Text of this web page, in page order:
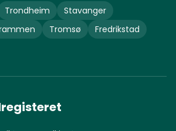
Trondheim
Stavanger
Tromsø
Fredrikstad